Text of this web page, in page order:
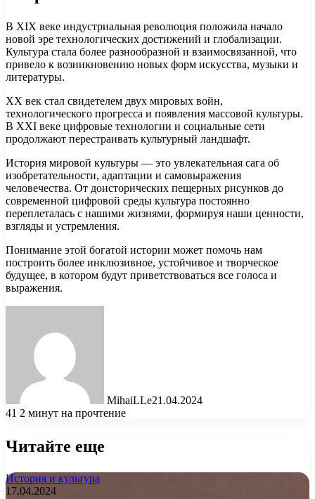
В XIX веке индустриальная революция положила начало
новой эре технологических достижений и глобализации.
Культура стала более разнообразной и взаимосвязанной, что
привело к возникновению новых форм искусства, музыки и
литературы.
ХХ век стал свидетелем двух мировых войн,
технологического прогресса и появления массовой культуры.
В XXI веке цифровые технологии и социальные сети
продолжают перестраивать культурный ландшафт.
История мировой культуры — это увлекательная сага об
изобретательности, адаптации и самовыражения
человечества. От доисторических пещерных рисунков до
современной цифровой среды культура постоянно
переплеталась с нашими жизнями, формируя наши ценности,
взгляды и устремления.
Понимание этой богатой истории может помочь нам
построить более инклюзивное, устойчивое и творческое
будущее, в котором будут приветствоваться все голоса и
выражения.
MihaiLLe21.04.2024
41 2 минут на прочтение
Читайте еще
История и культура
17.04.2024